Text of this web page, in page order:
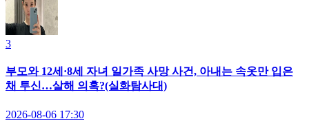
3
부모와 12세·8세 자녀 일가족 사망 사건, 아내는 속옷만 입은
채 투신…살해 의혹?(실화탐사대)
2026-08-06 17:30